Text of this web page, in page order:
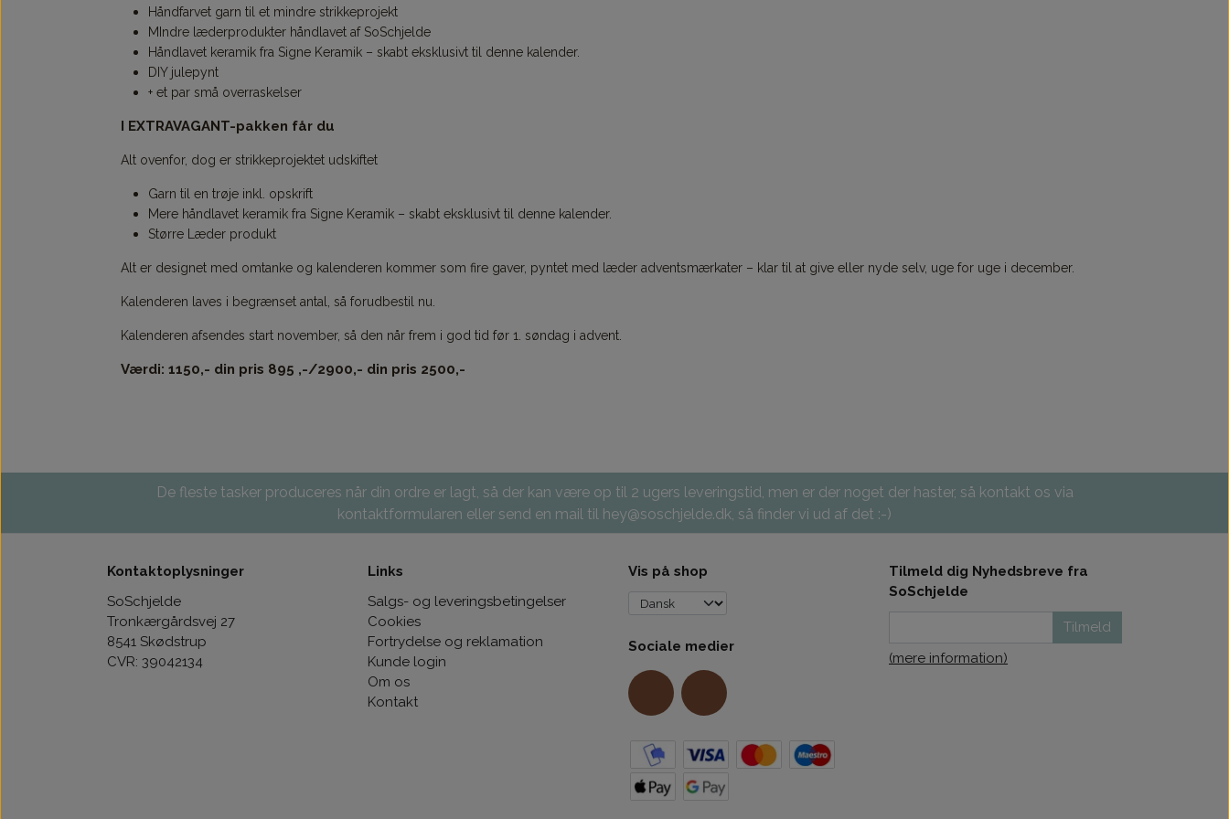
Håndfarvet garn til et mindre strikkeprojekt
MIndre læderprodukter håndlavet af SoSchjelde
Håndlavet keramik fra Signe Keramik – skabt eksklusivt til denne kalender.
DIY julepynt
+ et par små overraskelser
I EXTRAVAGANT-pakken får du
Alt ovenfor, dog er strikkeprojektet udskiftet
Garn til en trøje inkl. opskrift
Mere håndlavet keramik fra Signe Keramik – skabt eksklusivt til denne kalender.
Større Læder produkt
Alt er designet med omtanke og kalenderen kommer som fire gaver, pyntet med læder adventsmærkater – klar til at give eller nyde selv, uge for uge i december.
Kalenderen laves i begrænset antal, så forudbestil nu.
Kalenderen afsendes start november, så den når frem i god tid før 1. søndag i advent.
Værdi: 1150,- din pris 895 ,-/2900,- din pris 2500,-
De fleste tasker produceres når din ordre er lagt, så der kan være op til 2 ugers leveringstid, men er der noget der haster, så kontakt os via
kontaktformularen eller send en mail til hey@soschjelde.dk, så finder vi ud af det :-)
Kontaktoplysninger
SoSchjelde
Tronkærgårdsvej 27
8541 Skødstrup
CVR: 39042134
Links
Salgs- og leveringsbetingelser
Cookies
Fortrydelse og reklamation
Kunde login
Om os
Kontakt
Vis på shop
Sociale medier
Tilmeld dig Nyhedsbreve fra
SoSchjelde
Tilmeld
(mere information)